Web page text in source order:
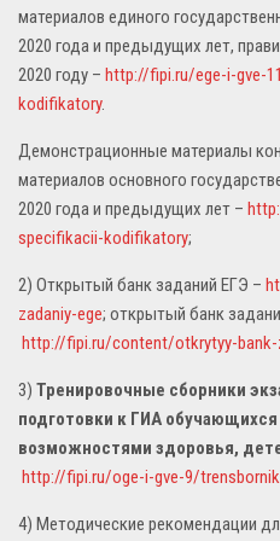
материалов единого
2020 года и предыдущих лет,
2020 году – http://fipi.ru/ege-i-gve-
kodifikatory.
Демонстрационные материалы
материалов основного
2020 года и предыдущих лет –
specifikacii-kodifikatory;
2) Открытый банк заданий ЕГЭ –
zadaniy-ege; открытый банк
http://fipi.ru/content/otkrytyy-bank-
3) Тренировочные сборники
подготовки к ГИА
возможностями здоровья,
http://fipi.ru/oge-i-gve-9/
4) Методические рекомендации